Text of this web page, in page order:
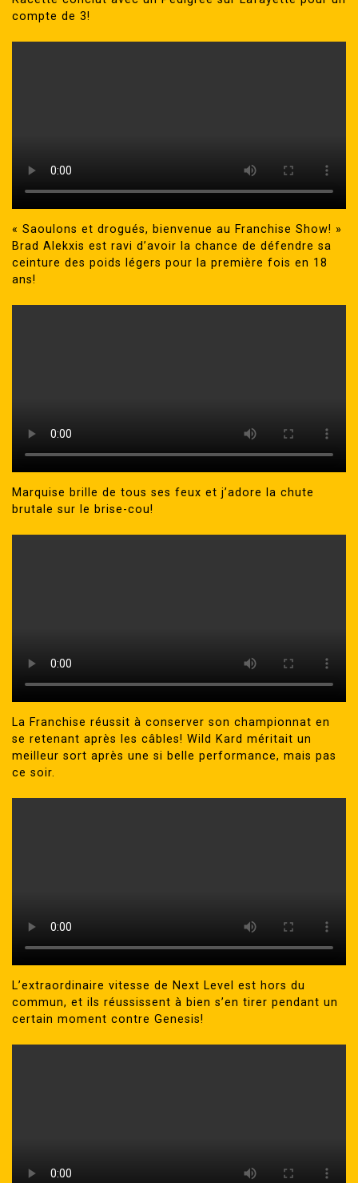
compte de 3!
« Saoulons et drogués, bienvenue au Franchise Show! »
Brad Alekxis est ravi d’avoir la chance de défendre sa
ceinture des poids légers pour la première fois en 18
ans!
Marquise brille de tous ses feux et j’adore la chute
brutale sur le brise-cou!
La Franchise réussit à conserver son championnat en
se retenant après les câbles! Wild Kard méritait un
meilleur sort après une si belle performance, mais pas
ce soir.
L’extraordinaire vitesse de Next Level est hors du
commun, et ils réussissent à bien s’en tirer pendant un
certain moment contre Genesis!